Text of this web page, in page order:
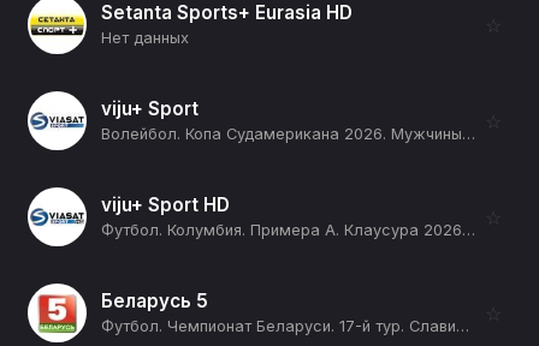
Setanta Sports+ Eurasia HD
Нет данных
☆
viju+ Sport
Волейбол. Копа Судамерикана 2026. Мужчины. День 3. Прямая трансляция. Бразилия - Колумбия (12+)
☆
viju+ Sport HD
Футбол. Колумбия. Примера А. Клаусура 2026. 1 тур. Депортиво Кали - Хагуарес де Кордоба (12+)
☆
Беларусь 5
Футбол. Чемпионат Беларуси. 17-й тур. Славия (Мозырь) - Днепр (Могилев). В перерыве Спорт-центр. Прямая трансляция (12+)
☆